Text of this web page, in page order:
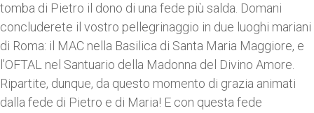
tomba di Pietro il dono di una fede più salda. Domani
concluderete il vostro pellegrinaggio in due luoghi mariani
di Roma: il MAC nella Basilica di Santa Maria Maggiore, e
l’OFTAL nel Santuario della Madonna del Divino Amore.
Ripartite, dunque, da questo momento di grazia animati
dalla fede di Pietro e di Maria! E con questa fede